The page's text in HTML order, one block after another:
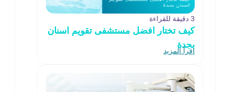
3 دقيقة للقراءة
كيف تختار افضل مستشفى تقويم اسنان
بجدة
اقرأ المزيد